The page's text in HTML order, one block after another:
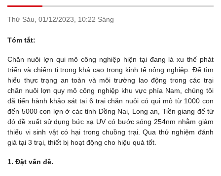
Thứ Sáu, 01/12/2023, 10:22 Sáng
Tóm tắt:
Chăn nuôi lợn qui mô công nghiệp hiện tại đang là xu thế phát
triển và chiếm tỉ trọng khá cao trong kinh tế nông nghiệp. Để tìm
hiểu thực trạng an toàn và môi trường lao động trong các trại
chăn nuôi lợn quy mô công nghiệp khu vực phía Nam, chúng tôi
đã tiến hành khảo sát tại 6 trại chăn nuôi có qui mô từ 1000 con
đến 5000 con lợn ở các tỉnh Đồng Nai, Long an, Tiền giang để từ
đó đề xuất sử dụng bức xạ UV có bước sóng 254nm nhằm giảm
thiểu vi sinh vật có hại trong chuồng trại. Qua thử nghiệm đánh
giá tại 3 trại, thiết bị hoạt động cho hiệu quả tốt.
1. Đặt vấn đề.